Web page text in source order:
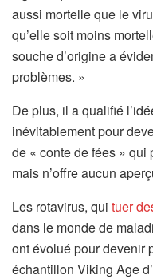
aussi mortelle que le
qu’elle soit moins
souche d’origine a
problèmes. »
De plus, il a qualifié
inévitablement pour
de « conte de fées » qui
mais n’offre aucun
Les rotavirus, qui tuer
dans le monde de
ont évolué pour devenir
échantillon Viking Age